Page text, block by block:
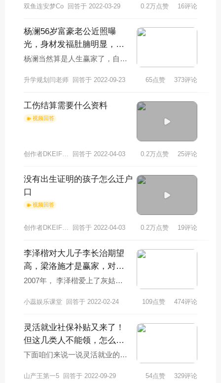
双鱼连安梦Co 回答于 2022-03-29 0.2万点赞 16评论
杨澜56岁富豪老公近照曝
光，身材发福肚腩明显，杨
澜是人生赢家吗？
杨澜当然算是人生赢家了，自己
有钱的类型，如今年龄大了能够
升学规划闫老师 回答于 2022-09-23 65点赞 373评论
工伤结算需要什么资料
视频回答
创作者DKEIFHCB4754 回答于 2022-04-03 0.2万点赞 25评论
没有出生证明的孩子怎么迁户
口
视频回答
创作者DKEIFHCB3256 回答于 2022-04-03 0.2万点赞 19评论
李泽楷对大儿子李长治期望
高，梁洛施才是赢家，对此
你怎么看？
2007年， 李泽楷爱上了灰姑娘
给他生了3个男孩，谁知，李泽
小蕊娱乐课堂 回答于 2022-02-24 109点赞 474评论
灵活就业社保补贴又来了！
但这几类人不能领，怎么回
事？
下面咱们来说一说灵活就业的社
社保包括城镇职工社保和城乡居
山产王第一5 回答于 2022-09-29 54点赞 329评论